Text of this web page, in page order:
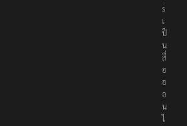
s
เ
ป็
น
สื่
อ
อ
อ
น
ไ